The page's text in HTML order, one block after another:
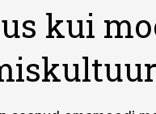
kui